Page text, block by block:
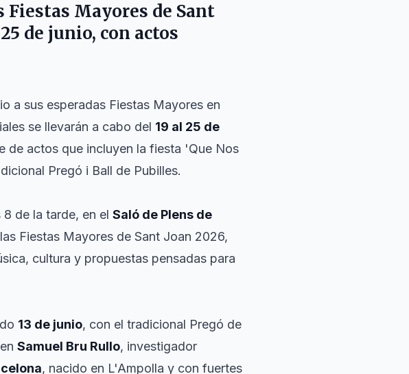
Mayores de Sant
de junio, con actos
a sus esperadas Fiestas Mayores en
se llevarán a cabo del 19 al 25 de
de actos que incluyen la fiesta 'Que Nos
Pregó i Ball de Pubilles.
8 de la tarde, en el Saló de Plens de
Fiestas Mayores de Sant Joan 2026,
cultura y propuestas pensadas para
13 de junio, con el tradicional Pregó de
Samuel Bru Rullo, investigador
, nacido en L'Ampolla y con fuertes